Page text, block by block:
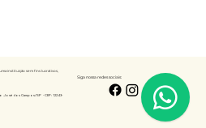
instituição sem fins lucrativos,
José dos Campos/SP -CEP: 12243-
Siga nossa redes sociais: